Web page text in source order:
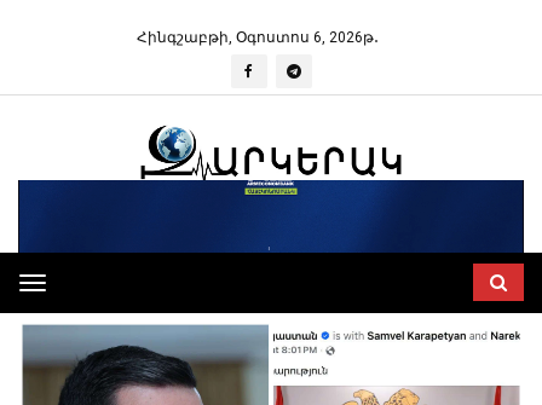
Հինգշաբթի, Օգոստոս 6, 2026թ․
Toggle
navigation